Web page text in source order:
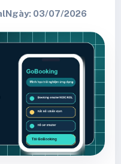
Ngày: 03/07/2026